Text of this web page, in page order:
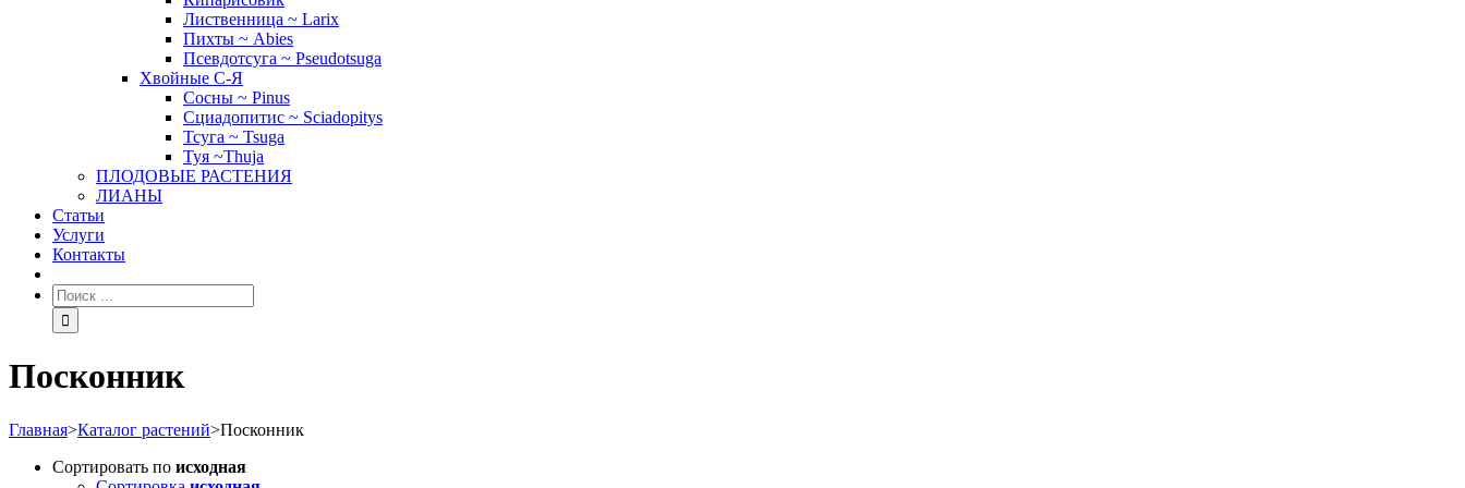
Лиственница ~ Larix
Пихты ~ Abies
Псевдотсуга ~ Pseudotsuga
Хвойные С-Я
Сосны ~ Pinus
Сциадопитис ~ Sciadopitys
Тсуга ~ Tsuga
Туя ~Thuja
ПЛОДОВЫЕ РАСТЕНИЯ
ЛИАНЫ
Статьи
Услуги
Контакты
Посконник
Главная>Каталог растений>Посконник
Сортировать по исходная